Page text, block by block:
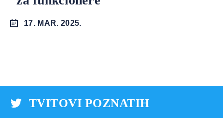
17. MAR. 2025.
TVITOVI POZNATIH